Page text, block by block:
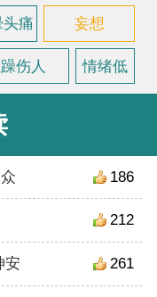
头痛 妄想
伤人 情绪低
186
212
261
安